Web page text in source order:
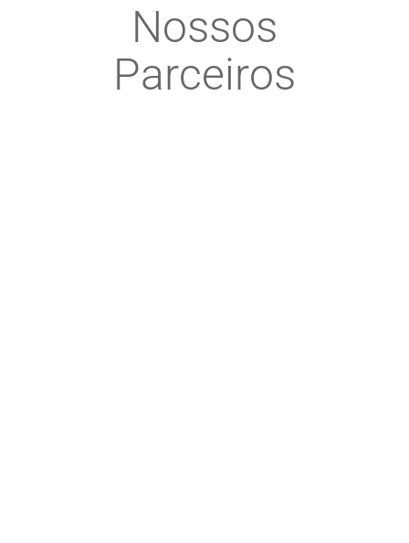
Nossos
Parceiros